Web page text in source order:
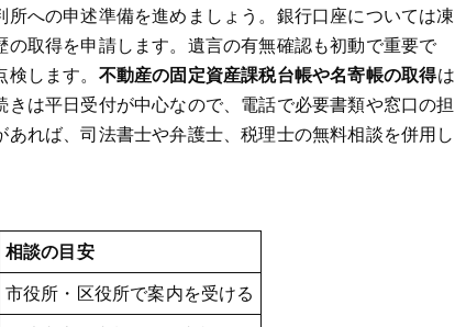
への申述準備を進めましょう。銀行口座については凍
取得を申請します。遺言の有無確認も初動で重要で
します。 不動産の固定資産課税台帳や名寄帳の取得は
は平日受付が中心なので、電話で必要書類や窓口の担
れば、司法書士や弁護士、税理士の無料相談を併用し
相談の目安
市役所・区役所で案内を受ける